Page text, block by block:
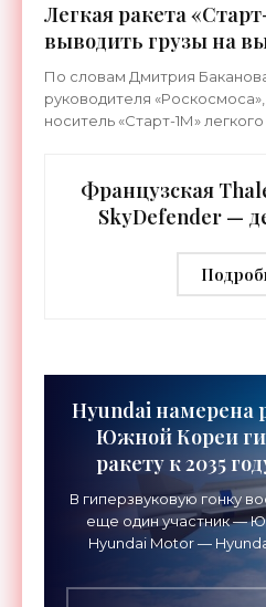
Легкая ракета
выводить грузы на
«Космос»
По словам Дмитрия
руководителя
носитель «Старт-1М»
Французская
SkyDefender —
ПРО «Золотой
Hyundai намерена
Южной Кореи
ракету к 2035
В гиперзвуковую гонку
еще один участник —
Hyundai Motor —
гиперзвуковых